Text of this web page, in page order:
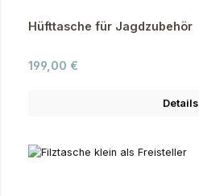
Hüfttasche für Jagdzubehör
Regulärer Preis:
199,00 €
Details